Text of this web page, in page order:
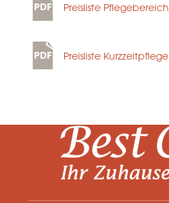
Preisliste Pflegebereich
Preisliste Kurzzeitpflege